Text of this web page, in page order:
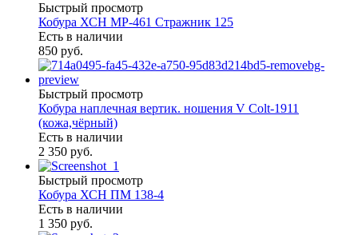
Быстрый просмотр
Кобура ХСН МР-461 Стражник 125
Есть в наличии
850 руб.
Быстрый просмотр
Кобура наплечная вертик. ношения V Colt-1911
(кожа,чёрный)
Есть в наличии
2 350 руб.
Быстрый просмотр
Кобура ХСН ПМ 138-4
Есть в наличии
1 350 руб.